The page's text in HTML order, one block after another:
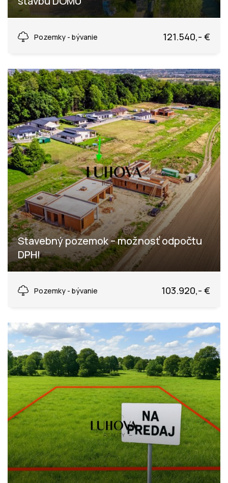
Pozemky - bývanie
121.540,- €
Stavebný pozemok – možnosť odpočtu
DPH!
Pozemky - bývanie
103.920,- €